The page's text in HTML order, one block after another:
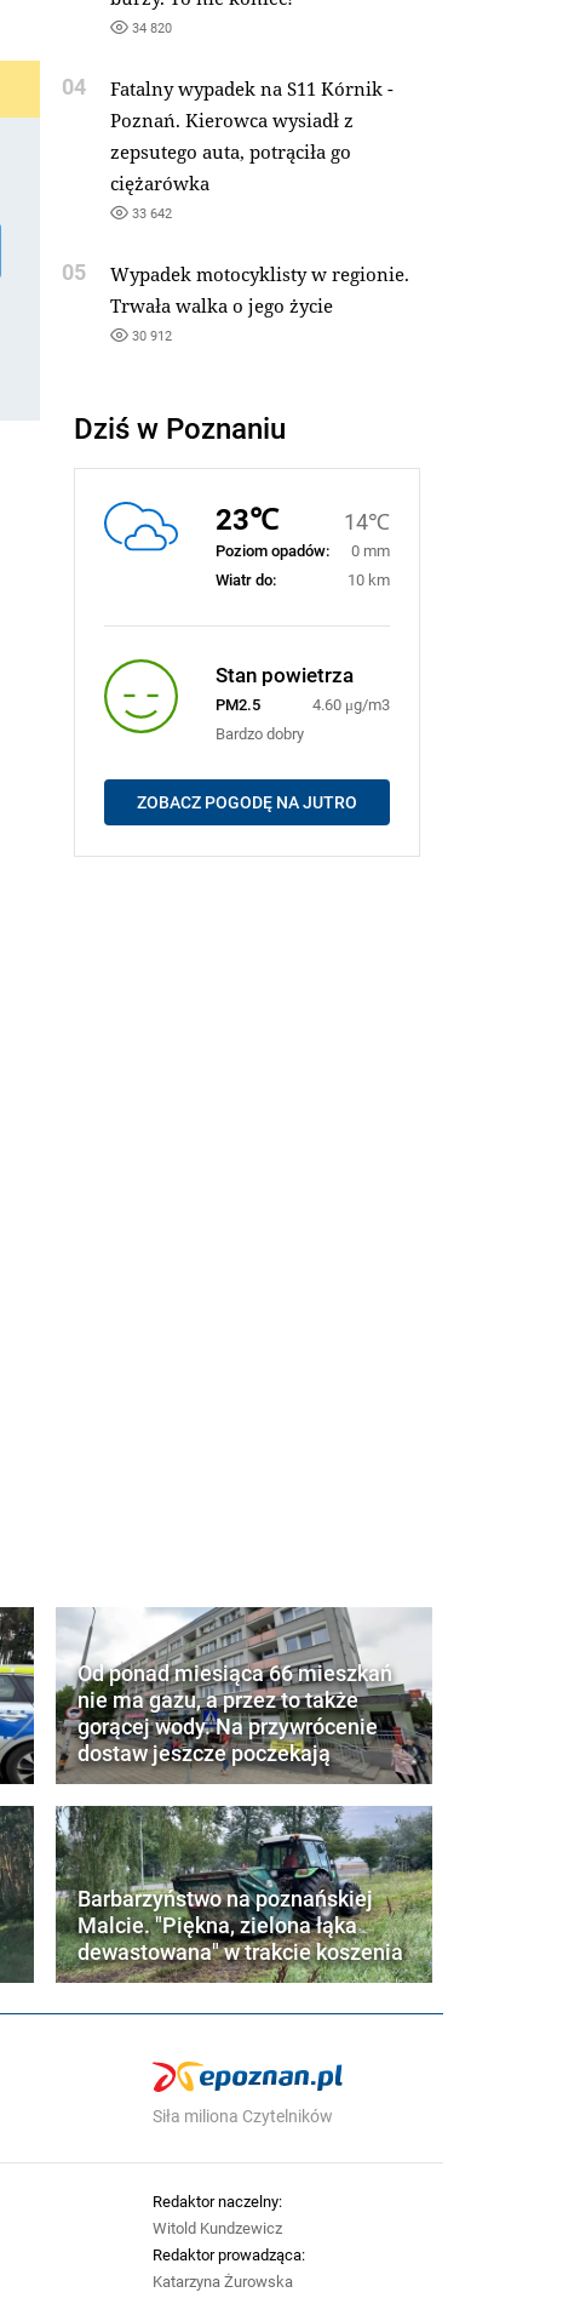
34 820
04
Fatalny wypadek na S11 Kórnik -
Poznań. Kierowca wysiadł z
zepsutego auta, potrąciła go
ciężarówka
33 642
05
Wypadek motocyklisty w regionie.
Trwała walka o jego życie
30 912
Dziś w Poznaniu
23℃ 14℃
Poziom opadów:
0 mm
Wiatr do:
10 km
Stan powietrza
PM2.5
4.60 μg/m3
Bardzo dobry
ZOBACZ POGODĘ NA JUTRO
Od ponad miesiąca 66 mieszkań
nie ma gazu, a przez to także
gorącej wody. Na przywrócenie
dostaw jeszcze poczekają
Barbarzyństwo na poznańskiej
Malcie. "Piękna, zielona łąka
dewastowana" w trakcie koszenia
Siła miliona Czytelników
Redaktor naczelny:
Witold Kundzewicz
Redaktor prowadząca:
Katarzyna Żurowska